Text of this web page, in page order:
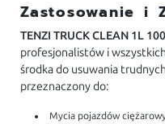
Zastosowanie i
TENZI TRUCK CLEAN 1L
profesjonalistów i
środka do usuwania
przeznaczony do:
Mycia pojazdów